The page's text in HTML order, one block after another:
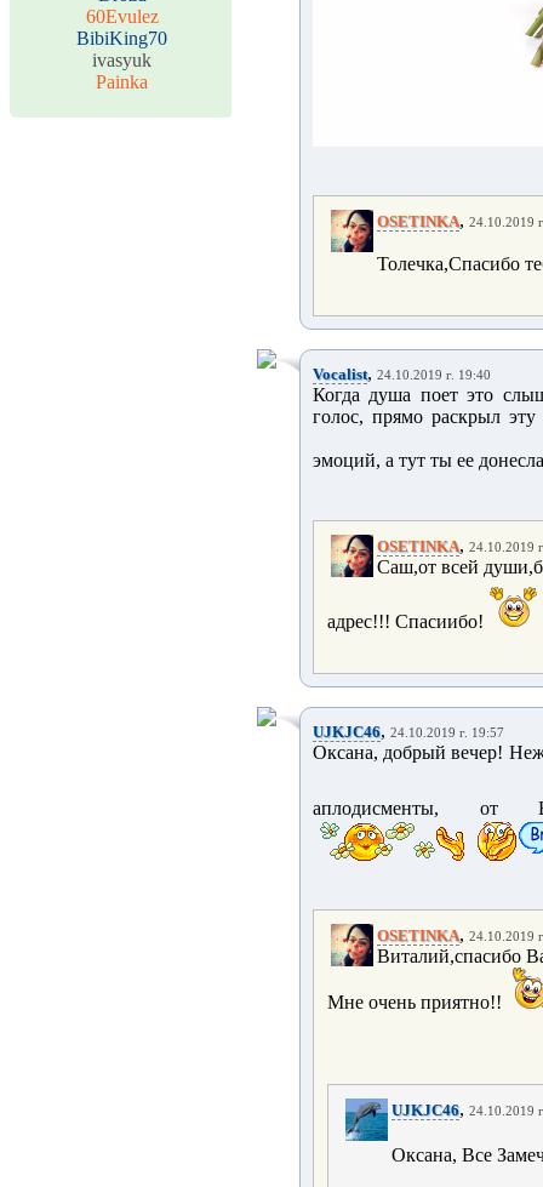
60Evulez
BibiKing70
ivasyuk
Painka
OSETINKA, 24.10.2019
Толечка,Спасибо
Vocalist, 24.10.2019 г. 19:40
Когда душа поет это
голос, прямо раскрыл
эмоций, а тут ты ее
OSETINKA, 24.10.2019
Саш,от всей
адрес!!! Спасиибо!
UJKJC46, 24.10.2019 г. 19:57
Оксана, добрый вечер!
аплодисменты, от
OSETINKA, 24.10.2019
Виталий,спасибо
Мне очень приятно!!
UJKJC46, 24.10.2019
Оксана, Все